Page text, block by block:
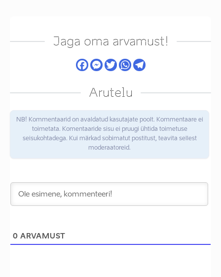
Jaga oma arvamust!
Arutelu
NB! Kommentaarid on avaldatud kasutajate poolt. Kommentaare ei
toimetata. Komentaaride sisu ei pruugi ühtida toimetuse
seisukohtadega. Kui märkad sobimatut postitust, teavita sellest
moderaatoreid.
0 ARVAMUST